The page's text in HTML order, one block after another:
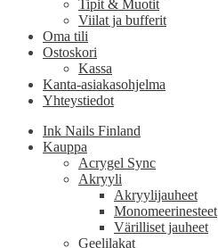
Tipit & Muotit
Viilat ja bufferit
Oma tili
Ostoskori
Kassa
Kanta-asiakasohjelma
Yhteystiedot
Ink Nails Finland
Kauppa
Acrygel Sync
Akryyli
Akryylijauheet
Monomeerinesteet
Värilliset jauheet
Geelilakat